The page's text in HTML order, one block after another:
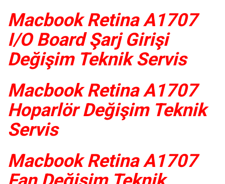
Macbook Retina A1707
I/O Board Şarj Girişi
Değişim Teknik Servis
Macbook Retina A1707
Hoparlör Değişim Teknik
Servis
Macbook Retina A1707